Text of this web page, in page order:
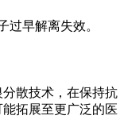
过早解离失效。
散技术，在保持抗
拓展至更广泛的医